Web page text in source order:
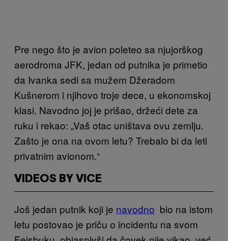
Pre nego što je avion poleteo sa njujorškog
aerodroma JFK, jedan od putnika je primetio
da Ivanka sedi sa mužem Džeradom
Kušnerom i njihovo troje dece, u ekonomskoj
klasi. Navodno joj je prišao, držeći dete za
ruku i rekao: „Vaš otac uništava ovu zemlju.
Zašto je ona na ovom letu? Trebalo bi da leti
privatnim avionom.“
VIDEOS BY VICE
Još jedan putnik koji je navodno bio na istom
letu postovao je priču o incidentu na svom